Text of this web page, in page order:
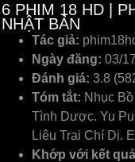
6 PHIM 18 HD |
NHẬT BẢN
Tác giả:
Ngày đăng: 03/
Đánh giá: 3.8
Tóm tắt: Nhục
Tình Dược. Yu
Liêu Trai Chí Dị.
Khớp với kết